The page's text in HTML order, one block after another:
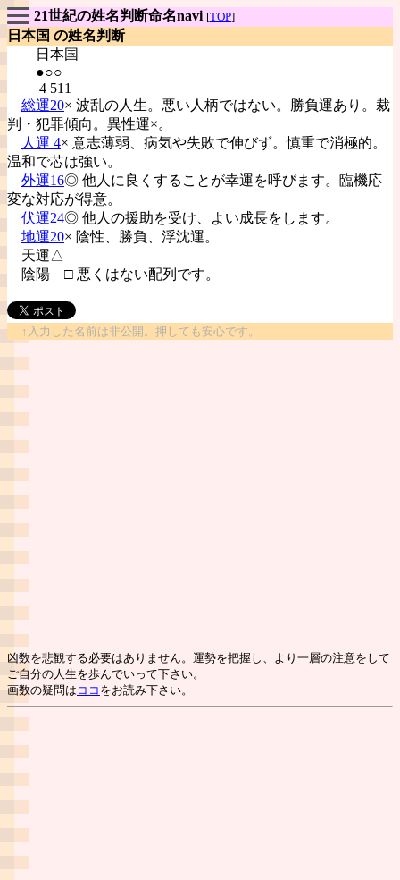
21世紀の姓名判断命名navi [TOP]
日本国 の姓名判断
日本国
●○○
4 511
総運20× 波乱の人生。悪い人柄ではない。勝負運あり。裁
判・犯罪傾向。異性運×。
人運 4× 意志薄弱、病気や失敗で伸びず。慎重で消極的。
温和で芯は強い。
外運16◎ 他人に良くすることが幸運を呼びます。臨機応
変な対応が得意。
伏運24◎ 他人の援助を受け、よい成長をします。
地運20× 陰性、勝負、浮沈運。
天運△
陰陽 □ 悪くはない配列です。
↑入力した名前は非公開。押しても安心です。
凶数を悲観する必要はありません。運勢を把握し、より一層の注意をして
ご自分の人生を歩んでいって下さい。
画数の疑問は ココ をお読み下さい。